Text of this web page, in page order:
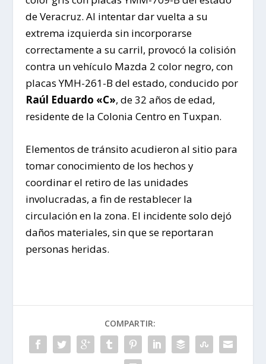
de Veracruz. Al intentar dar vuelta a su
extrema izquierda sin incorporarse
correctamente a su carril, provocó la colisión
contra un vehículo Mazda 2 color negro, con
placas YMH-261-B del estado, conducido por
Raúl Eduardo «C», de 32 años de edad,
residente de la Colonia Centro en Tuxpan.
Elementos de tránsito acudieron al sitio para
tomar conocimiento de los hechos y
coordinar el retiro de las unidades
involucradas, a fin de restablecer la
circulación en la zona. El incidente solo dejó
daños materiales, sin que se reportaran
personas heridas.
COMPARTIR: